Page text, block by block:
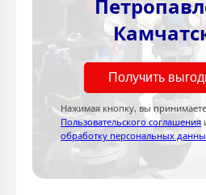
Получить
Нажимая кнопку, вы
Пользовательского соглашения
обработку персональных